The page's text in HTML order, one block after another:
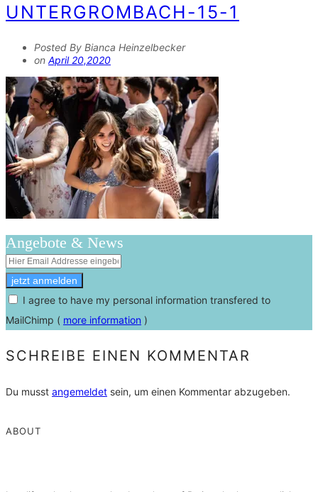
UNTERGROMBACH-15-1
Posted By Bianca Heinzelbecker
on April 20,2020
Angebote & News
I agree to have my personal information transfered to
MailChimp ( more information )
SCHREIBE EINEN KOMMENTAR
Du musst angemeldet sein, um einen Kommentar abzugeben.
ABOUT